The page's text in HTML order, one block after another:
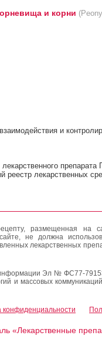
и корни
и
препарата
реестр лекарственных
размещенная на
не должна
лекарственных
информации Эл № ФС77-
и массовых
конфиденциальности
«Лекарственные